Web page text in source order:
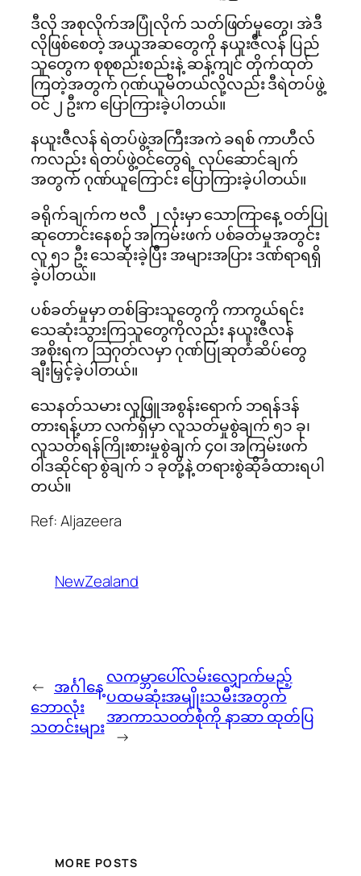
ဒီလို အစုလိုက်အပြုံလိုက် သတ်ဖြတ်မှုတွေ၊ အဲဒီ
လိုဖြစ်စေတဲ့ အယူအဆတွေကို နယူးဇီလန် ပြည်
သူတွေက စုစုစည်းစည်းနဲ့ ဆန့်ကျင် တိုက်ထုတ်
ကြတဲ့အတွက် ဂုဏ်ယူမိတယ်လို့လည်း ဒီရဲတပ်ဖွဲ့
ဝင် ၂ ဦးက ပြောကြားခဲ့ပါတယ်။
နယူးဇီလန် ရဲတပ်ဖွဲ့အကြီးအကဲ ခရစ် ကာဟီလ်
ကလည်း ရဲတပ်ဖွဲ့ဝင်တွေရဲ့ လုပ်ဆောင်ချက်
အတွက် ဂုဏ်ယူကြောင်း ပြောကြားခဲ့ပါတယ်။
ခရိုက်ချက်က ဗလီ ၂ လုံးမှာ သောကြာနေ့ ဝတ်ပြု
ဆုတောင်းနေစဉ် အကြမ်းဖက် ပစ်ခတ်မှုအတွင်း
လူ ၅၁ ဦး သေဆုံးခဲ့ပြီး အများအပြား ဒဏ်ရာရရှိ
ခဲ့ပါတယ်။
ပစ်ခတ်မှုမှာ တစ်ခြားသူတွေကို ကာကွယ်ရင်း
သေဆုံးသွားကြသူတွေကိုလည်း နယူးဇီလန်
အစိုးရက ဩဂုတ်လမှာ ဂုဏ်ပြုဆုတံဆိပ်တွေ
ချီးမြှင့်ခဲ့ပါတယ်။
သေနတ်သမား လူဖြူအစွန်းရောက် ဘရန်ဒန်
တားရန့်ဟာ လက်ရှိမှာ လူသတ်မှုစွဲချက် ၅၁ ခု၊
လူသတ်ရန်ကြိုးစားမှုစွဲချက် ၄၀၊ အကြမ်းဖက်
ဝါဒဆိုင်ရာ စွဲချက် ၁ ခုတို့နဲ့ တရားစွဲဆိုခံထားရပါ
တယ်။
Ref: Aljazeera
NewZealand
← အင်္ဂါနေ့
ဘောလုံး
သတင်းများ
လကမ္ဘာပေါ်လမ်းလျှောက်မည့်
ပထမဆုံးအမျိုးသမီးအတွက်
အာကာသဝတ်စုံကို နာဆာ ထုတ်ပြ
→
MORE POSTS